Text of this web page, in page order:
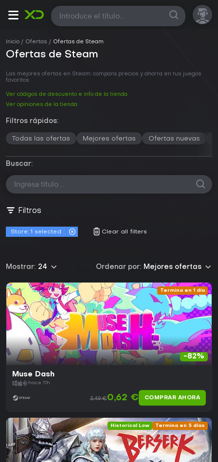
Todas
Inicio Ofertas Ofertas de Steam
Ofertas de Steam
Las mejores ofertas en Steam: compara precios y ahorra en tus juegos
favoritos
Ver códigos de descuento e info de la tienda
Ver opiniones de la tienda
Filtros rápidos:
Todas las ofertas Mejores ofertas Ofertas nuevas
Buscar:
Filtros
Store: 1 selected Clear all filters
Ordenar por: Mejores ofertas
Mostrar: 24
Termina en 1 día
-82%
Muse Dash
hace 11h
3,49 €0,62 € COMPRAR AHORA
Historical Low Termina en 5 días